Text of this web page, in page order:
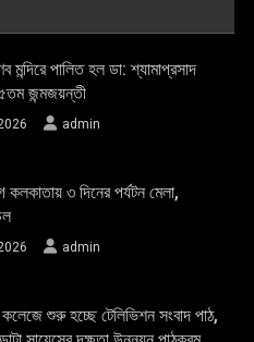
মন্দিরে পালিত হল ডা: শ্যামাপ্রসাদ
জন্মজয়ন্তী
admin
৩ দিনের পর্যটন মেলা,
admin
কলেজে শুরু হচ্ছে টেলিভিশন সংবাদ পাঠ,